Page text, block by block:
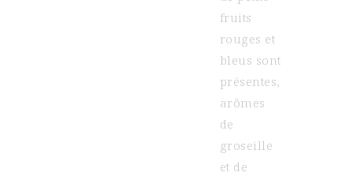
fruits
rouges et
bleus sont
présentes,
arômes
de
groseille
et de